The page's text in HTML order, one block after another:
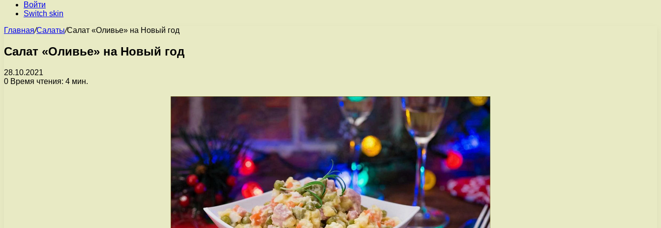
Войти
Switch skin
Главная/Салаты/Салат «Оливье» на Новый год
Салат «Оливье» на Новый год
28.10.2021
0 Время чтения: 4 мин.